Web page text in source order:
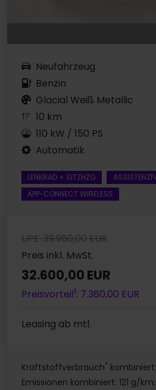
Neufahrzeug
Benzin
Glacial Weiß Metallic
10 km
110 kW / 150 PS
Automatik
LENKRAD + SITZHZG
APP-CONNECT WIRELESS
UPE: 39.960,00 EUR
Preis inkl. MwSt.
32.600,00 EUR
Preisvorteil1: 7.360,00 EUR
Leasing ab mtl.
Kraftstoffverbrauch*
Emissionen kombiniert: 121 g/